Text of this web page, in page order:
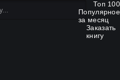
Топ 100
Популярное
за месяц
Заказать
книгу